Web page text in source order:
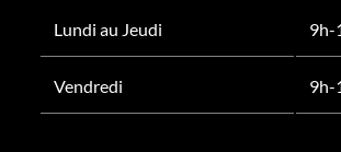
Lundi au Jeudi
9h-
Vendredi 9h-